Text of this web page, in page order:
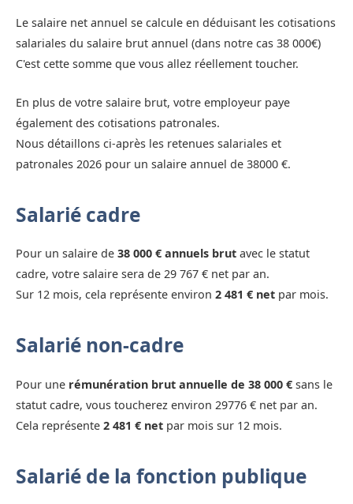
Le salaire net annuel se calcule en déduisant les cotisations
salariales du salaire brut annuel (dans notre cas 38 000€)
C'est cette somme que vous allez réellement toucher.
En plus de votre salaire brut, votre employeur paye
également des cotisations patronales.
Nous détaillons ci-après les retenues salariales et
patronales 2026 pour un salaire annuel de 38000 €.
Salarié cadre
Pour un salaire de 38 000 € annuels brut avec le statut
cadre, votre salaire sera de 29 767 € net par an.
Sur 12 mois, cela représente environ 2 481 € net par mois.
Salarié non-cadre
Pour une rémunération brut annuelle de 38 000 € sans le
statut cadre, vous toucherez environ 29776 € net par an.
Cela représente 2 481 € net par mois sur 12 mois.
Salarié de la fonction publique